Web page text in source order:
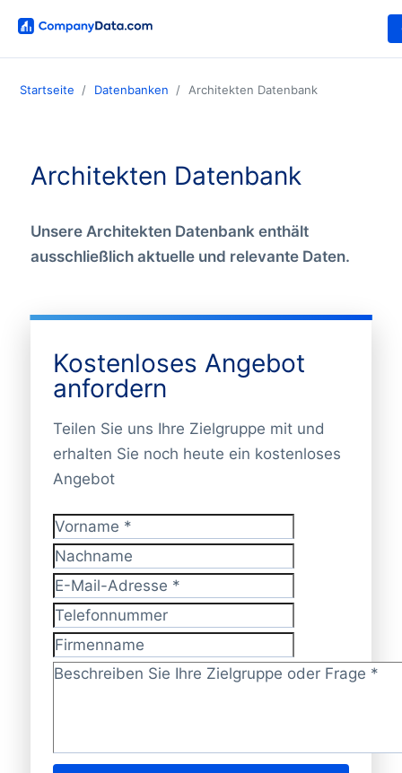
Startseite Datenbanken Architekten Datenbank
Architekten Datenbank
Unsere Architekten Datenbank enthält
ausschließlich aktuelle und relevante Daten.
Kostenloses Angebot
anfordern
Teilen Sie uns Ihre Zielgruppe mit und
erhalten Sie noch heute ein kostenloses
Angebot
Vorname*
Nachname
E-Mail-Adresse*
Telefonnummer
Firmenname
Zielgruppe/Frage?